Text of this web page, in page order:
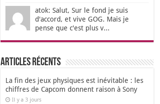
atok: Salut, Sur le fond je suis
d'accord, et vive GOG. Mais je
pense que c'est plus v...
Articles récents
La fin des jeux physiques est inévitable : les
chiffres de Capcom donnent raison à Sony
Il y a 3 jours